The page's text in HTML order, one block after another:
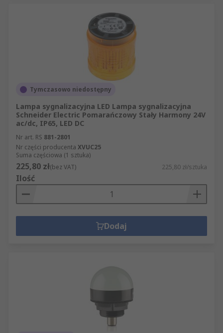
Tymczasowo niedostępny
Lampa sygnalizacyjna LED Lampa sygnalizacyjna
Schneider Electric Pomarańczowy Stały Harmony 24V
ac/dc, IP65, LED DC
Nr art. RS 881-2801
Nr części producenta XVUC25
Suma częściowa (1 sztuka)
225,80 zł(bez VAT) 225,80 zł/sztuka
Ilość
Dodaj